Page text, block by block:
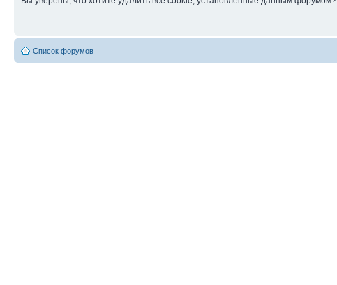
Список форумов